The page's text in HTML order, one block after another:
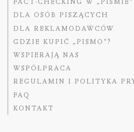
FACT-CHECKING W „PIŚMIE”
DLA OSÓB PISZĄCYCH
DLA REKLAMODAWCÓW
GDZIE KUPIĆ „PISMO”?
WSPIERAJĄ NAS
WSPÓŁPRACA
REGULAMIN I POLITYKA
FAQ
KONTAKT